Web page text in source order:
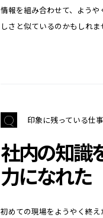
情報を組み合わせて、よう
しさと似ているのかもしれま
印象に残っている仕
社内の知識
力になれた
初めての現場をようやく終